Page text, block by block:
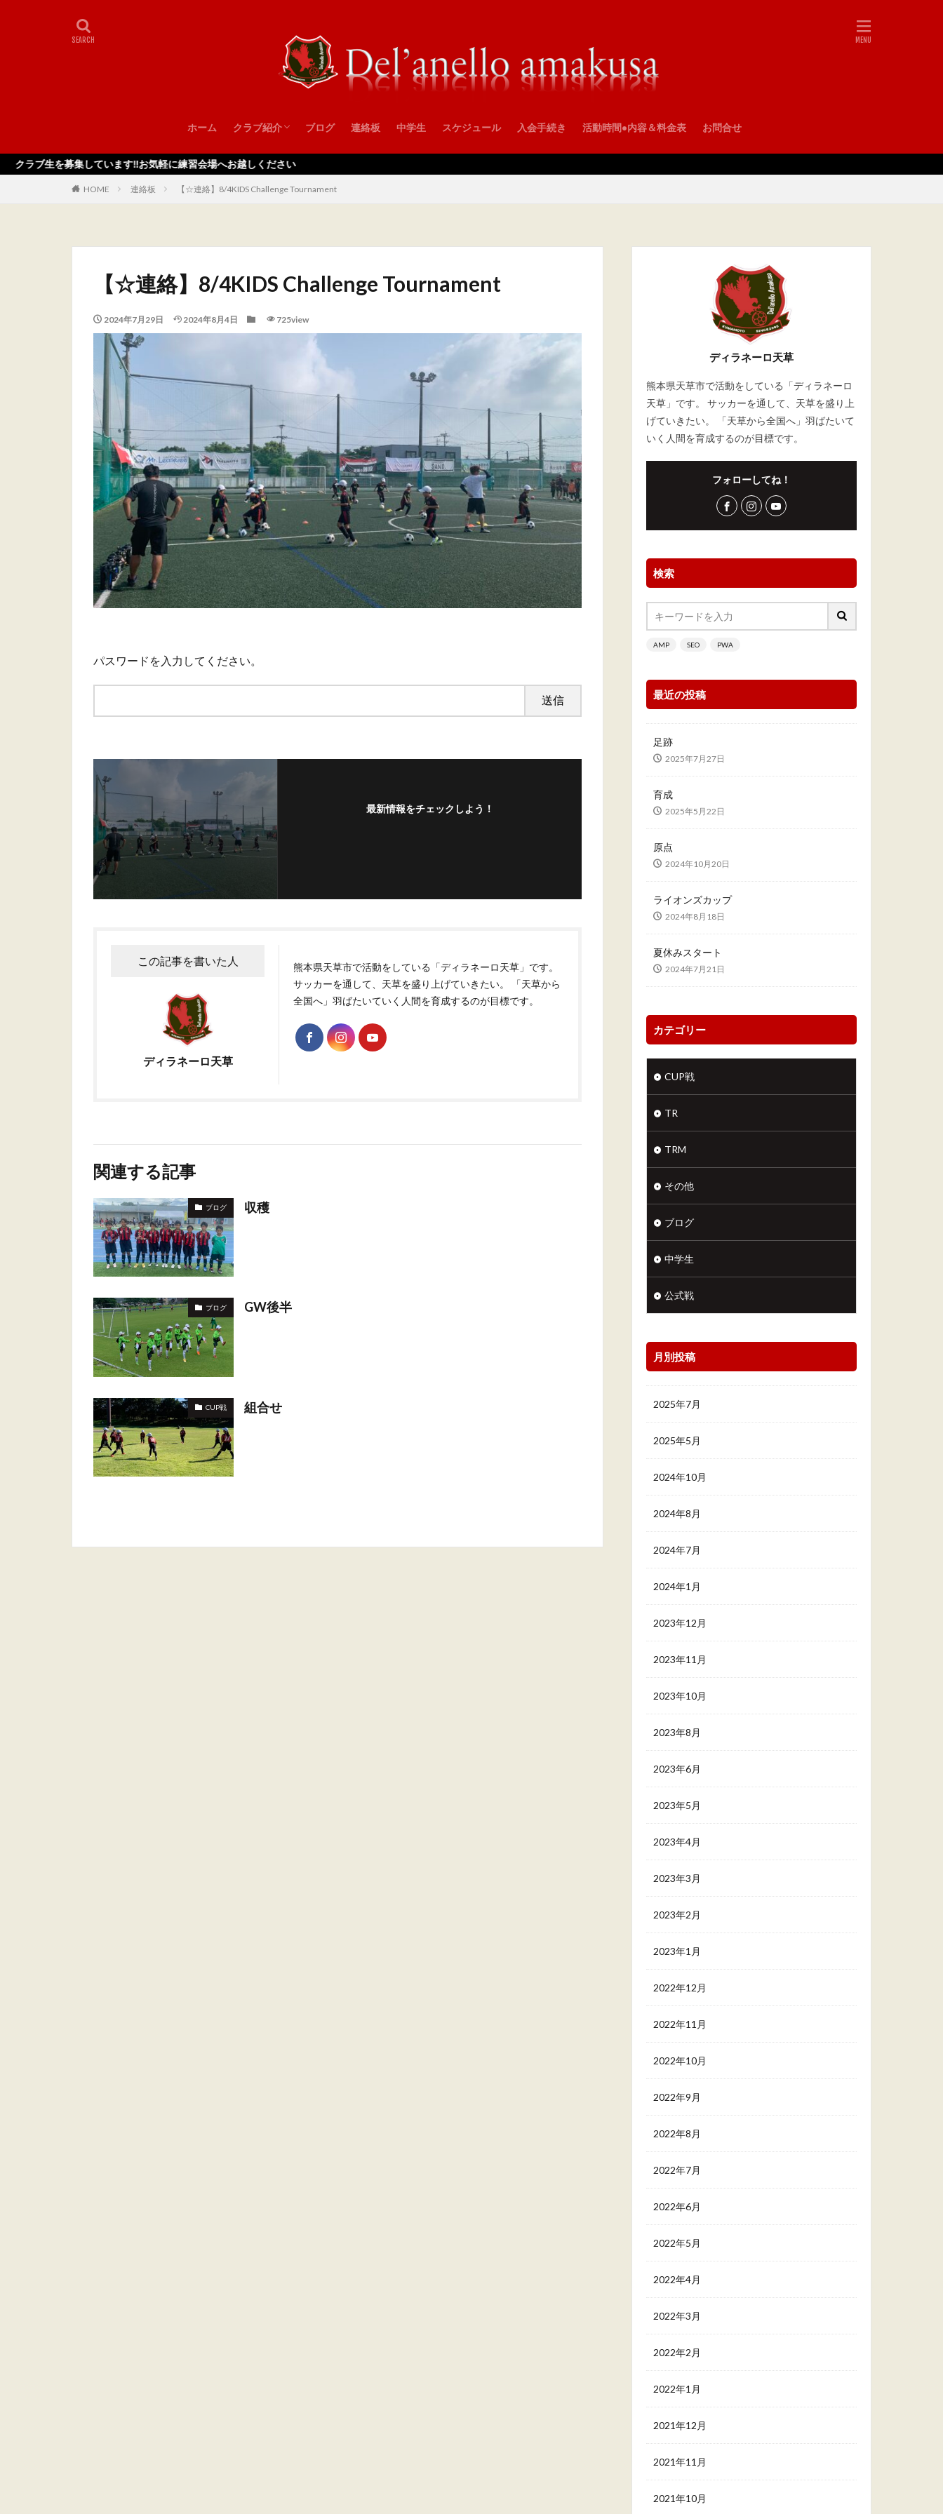
ホーム クラブ紹介
スタッフ
ブログ 連絡板 中学生 スケジュール 入会手続き 活動時間•内容＆料金表 お問合せ
募集しています‼️お気軽に練習会場へお越しください
HOME 連絡板 【☆連絡】8/4KIDS Challenge Tournament
【☆連絡】8/4KIDS Challenge Tournament
2024年7月29日 2024年8月4日 725view
パスワードを入力してください。
最新情報をチェックしよう！
この記事を書いた人
ディラネーロ天草
熊本県天草市で活動をしている「ディラネーロ天草」です。
サッカーを通して、天草を盛り上げていきたい。 「天草から
全国へ」羽ばたいていく人間を育成するのが目標です。
関連する記事
ブログ 収穫
ブログ GW後半
CUP戦 組合せ
ディラネーロ天草
熊本県天草市で活動をしている「ディラネーロ
天草」です。 サッカーを通して、天草を盛り上
げていきたい。 「天草から全国へ」羽ばたいて
いく人間を育成するのが目標です。
フォローしてね！
検索
AMP SEO PWA
最近の投稿
足跡
2025年7月27日
育成
2025年5月22日
原点
2024年10月20日
ライオンズカップ
2024年8月18日
夏休みスタート
2024年7月21日
カテゴリー
CUP戦
TR
TRM
その他
ブログ
中学生
公式戦
月別投稿
2025年7月
2025年5月
2024年10月
2024年8月
2024年7月
2024年1月
2023年12月
2023年11月
2023年10月
2023年8月
2023年6月
2023年5月
2023年4月
2023年3月
2023年2月
2023年1月
2022年12月
2022年11月
2022年10月
2022年9月
2022年8月
2022年7月
2022年6月
2022年5月
2022年4月
2022年3月
2022年2月
2022年1月
2021年12月
2021年11月
2021年10月